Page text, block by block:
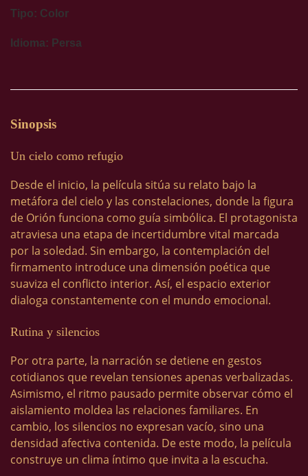
Tipo: Color
Idioma: Persa
Sinopsis
Un cielo como refugio
Desde el inicio, la película sitúa su relato bajo la
metáfora del cielo y las constelaciones, donde la figura
de Orión funciona como guía simbólica. El protagonista
atraviesa una etapa de incertidumbre vital marcada
por la soledad. Sin embargo, la contemplación del
firmamento introduce una dimensión poética que
suaviza el conflicto interior. Así, el espacio exterior
dialoga constantemente con el mundo emocional.
Rutina y silencios
Por otra parte, la narración se detiene en gestos
cotidianos que revelan tensiones apenas verbalizadas.
Asimismo, el ritmo pausado permite observar cómo el
aislamiento moldea las relaciones familiares. En
cambio, los silencios no expresan vacío, sino una
densidad afectiva contenida. De este modo, la película
construye un clima íntimo que invita a la escucha.